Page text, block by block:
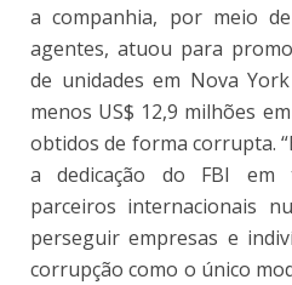
a companhia, por meio
agentes, atuou para
de unidades em Nova
menos US$ 12,9 milhões
obtidos de forma corrupta.
a dedicação do FBI em
parceiros internacionais
perseguir empresas e
corrupção como o único